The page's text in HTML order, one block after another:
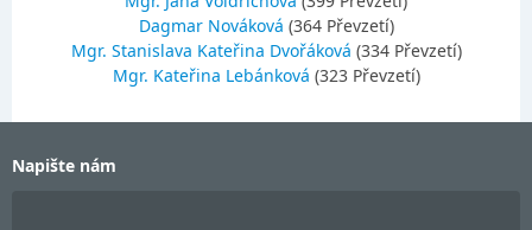
Dagmar Nováková (364 Převzetí)
Mgr. Stanislava Kateřina Dvořáková (334 Převzetí)
Mgr. Kateřina Lebánková (323 Převzetí)
Napište nám